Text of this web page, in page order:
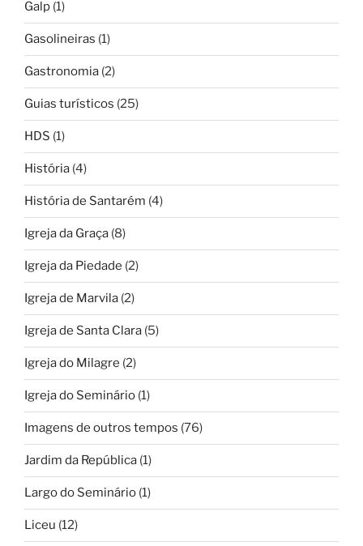
Galp (1)
Gasolineiras (1)
Gastronomia (2)
Guias turísticos (25)
HDS (1)
História (4)
História de Santarém (4)
Igreja da Graça (8)
Igreja da Piedade (2)
Igreja de Marvila (2)
Igreja de Santa Clara (5)
Igreja do Milagre (2)
Igreja do Seminário (1)
Imagens de outros tempos (76)
Jardim da República (1)
Largo do Seminário (1)
Liceu (12)